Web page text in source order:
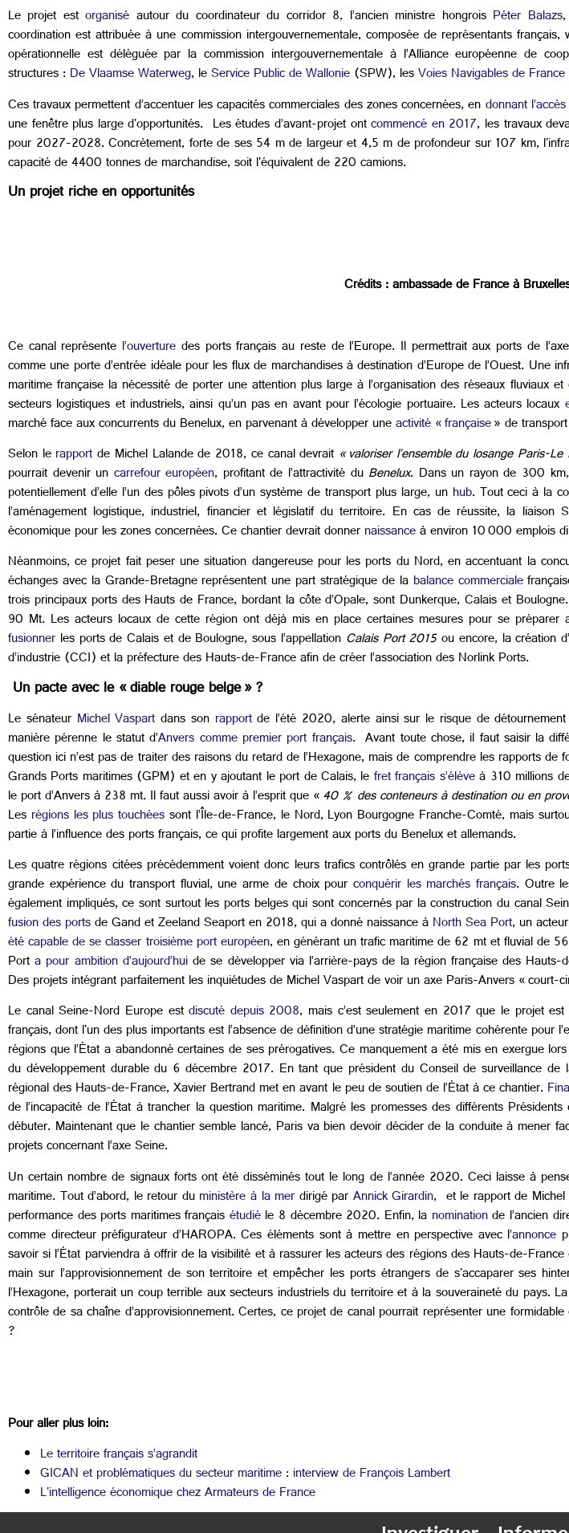
Le projet estorganisé autour du coordinateur du corridor 8, l’ancien ministre hongroisPéter Balazs,
coordination est attribuée à une commission intergouvernementale, composée de représentants
opérationnelle est déléguée par la commission intergouvernementale à l’Alliance européenne de
structures :De Vlaamse Waterweg, leService Public de Wallonie(SPW), lesVoies Navigables de France
Ces travaux permettent d’accentuer les capacités commerciales des zones concernées, endonnant l’accès
une fenêtre plus large d'opportunités. Les études d’avant-projet ontcommencé en 2017, les travaux
pour 2027-2028. Concrètement, forte de ses 54 m de largeur et 4,5 m de profondeur sur 107 km,
capacité de 4400 tonnes de marchandise, soit l'équivalent de 220 camions.
Un projet riche en opportunités
Crédits : ambassade de France à
Ce canal représente l’ouverture des ports français au reste de l’Europe. Il permettrait aux ports de
comme une porte d’entrée idéale pour les flux de marchandises à destination d’Europe de l’Ouest. Une
maritime française la nécessité de porter une attention plus large à l’organisation des réseaux fluviaux
secteurs logistiques et industriels, ainsi qu’un pas en avant pour l’écologie portuaire. Les acteurs locaux
marché face aux concurrents du Benelux, en parvenant à développer uneactivité « française» de
Selon lerapportde Michel Lalande de 2018, ce canal devrait « valoriser l’ensemble du losange Paris-
pourrait devenir un carrefour européen, profitant de l’attractivité du Benelux. Dans un rayon de 300
potentiellement d’elle l’un des pôles pivots d’un système de transport plus large, unhub. Tout ceci à la
l’aménagement logistique, industriel, financier et législatif du territoire. En cas de réussite, la liaison
économique pour les zones concernées. Ce chantier devrait donnernaissanceà environ 10 000 emplois
Néanmoins, ce projet fait peser une situation dangereuse pour les ports du Nord, en accentuant la
échanges avec la Grande-Bretagne représentent une part stratégique de labalance commerciale
trois principaux ports des Hauts de France, bordant la côte d’Opale, sont Dunkerque, Calais et
90 Mt. Les acteurs locaux de cette région ont déjà mis en place certaines mesures pour se préparer
fusionner les ports de Calais et de Boulogne, sous l’appellation Calais Port 2015ou encore, la création
d’industrie (CCI) et la préfecture des Hauts-de-France afin de créer l’association des Norlink Ports.
Un pacte avec le « diable rouge belge » ?
Le sénateurMichel Vaspart dans sonrapportde l’été 2020, alerte ainsi sur le risque de
manière pérenne le statut d’Anvers comme premier port français. Avant toute chose, il faut saisir la
question ici n’est pas de traiter des raisons du retard de l’Hexagone, mais de comprendre les rapports
Grands Ports maritimes (GPM) et en y ajoutant le port de Calais, lefret français s’élèveà 310 millions
le port d’Anvers à 238 mt. Il faut aussi avoir à l’esprit que «40 % des conteneurs à destination ou en
Les régions les plus touchéessont l’Île-de-France, le Nord, Lyon Bourgogne Franche-Comté, mais
partie à l’influence des ports français, ce qui profite largement aux ports du Benelux et allemands.
Les quatre régions citées précédemment voient donc leurs trafics contrôlés en grande partie par les
grande expérience du transport fluvial, une arme de choix pour conquérir les marchés français. Outre
également impliqués, ce sont surtout les ports belges qui sont concernés par la construction du canal
fusion des portsde Gand et Zeeland Seaport en 2018, qui a donné naissance àNorth Sea Port, un
été capable de se classer troisième port européen, en générant un trafic maritime de 62 mt et fluvial de
Porta pour ambition d’aujourd’huide se développer via l’arrière-pays de la région française des Hauts-
Des projets intégrant parfaitement les inquiétudes de Michel Vaspart de voir un axe Paris-Anvers « court-
Le canal Seine-Nord Europe estdiscuté depuis 2008, mais c’est seulement en 2017 que le projet
français, dont l'un des plus importants est l’absence de définition d’une stratégie maritime cohérente pour
régions que l’État a abandonné certaines de ses prérogatives. Ce manquement a été mis en exergue
du développement durable du 6 décembre 2017. En tant que président du Conseil de surveillance
régional des Hauts-de-France, Xavier Bertrand met en avant le peu de soutien de l’État à ce chantier.
de l’incapacité de l’État à trancher la question maritime. Malgré les promesses des différents
débuter. Maintenant que le chantier semble lancé, Paris va bien devoir décider de la conduite à mener
projets concernant l’axe Seine.
Un certain nombre de signaux forts ont été disséminés tout le long de l’année 2020. Ceci laisse à
maritime. Tout d’abord, le retour duministère à la merdirigé parAnnick Girardin, et le rapport de
performance des ports maritimes françaisétudiéle 8 décembre 2020. Enfin, la nominationde l’ancien
comme directeur préfigurateur d’HAROPA. Ces éléments sont à mettre en perspective avec l’annonce
savoir si l’État parviendra à offrir de la visibilité et à rassurer les acteurs des régions des Hauts-de-
main sur l’approvisionnement de son territoire et empêcher les ports étrangers de s'accaparer ses
l’Hexagone, porterait un coup terrible aux secteurs industriels du territoire et à la souveraineté du pays.
contrôle de sa chaîne d’approvisionnement. Certes, ce projet de canal pourrait représenter une
?
Pour aller plus loin:
Le territoire français s’agrandit
GICAN et problématiques du secteur maritime : interview de François Lambert
L'intelligence économique chez Armateurs de France